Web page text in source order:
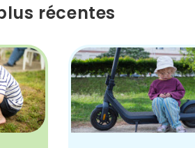
récentes